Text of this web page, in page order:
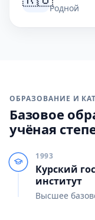
Родной
ОБРАЗОВАНИЕ И
Базовое
учёная
1993
Курский
институт
Высшее